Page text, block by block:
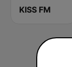
KISS FM